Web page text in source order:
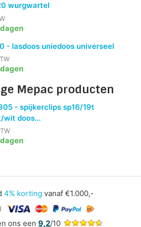
wurgwartel
- lasdoos uniedoos universeel
Mepac producten
- spijkerclips sp16/19t
wit doos...
4% korting vanaf €1.000,-
ons een 9,2/10